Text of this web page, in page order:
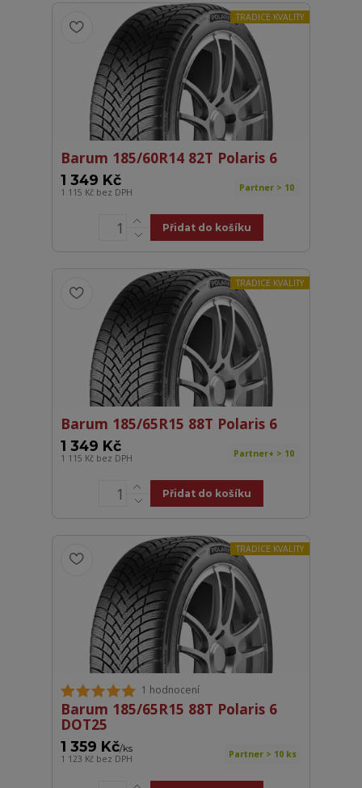
TRADICE KVALITY
Barum 185/60R14 82T Polaris 6
1 349 Kč
1 115 Kč bez DPH Partner > 10
Přidat do košíku
TRADICE KVALITY
Barum 185/65R15 88T Polaris 6
1 349 Kč
1 115 Kč bez DPH Partner+ > 10
Přidat do košíku
TRADICE KVALITY
1 hodnocení
Barum 185/65R15 88T Polaris 6
DOT25
1 359 Kč/ks
1 123 Kč bez DPH Partner > 10 ks